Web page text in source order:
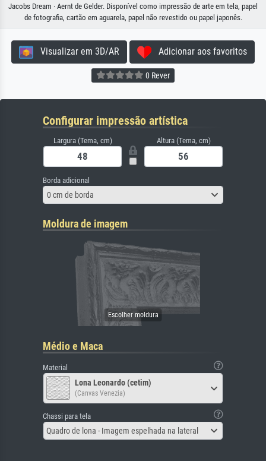
Jacobs Dream · Aernt de Gelder. Disponível como impressão de arte em tela, papel
de fotografia, cartão em aguarela, papel não revestido ou papel japonês.
Visualizar em 3D/AR Adicionar aos favoritos
0 Rever
Configurar impressão artística
Largura (Tema, cm) Altura (Tema, cm)
Borda adicional
0 cm de borda
Moldura de imagem
Médio e Maca
Material
Lona Leonardo (cetim)
(Canvas Venezia)
Chassi para tela
Quadro de lona - Imagem espelhada na lateral